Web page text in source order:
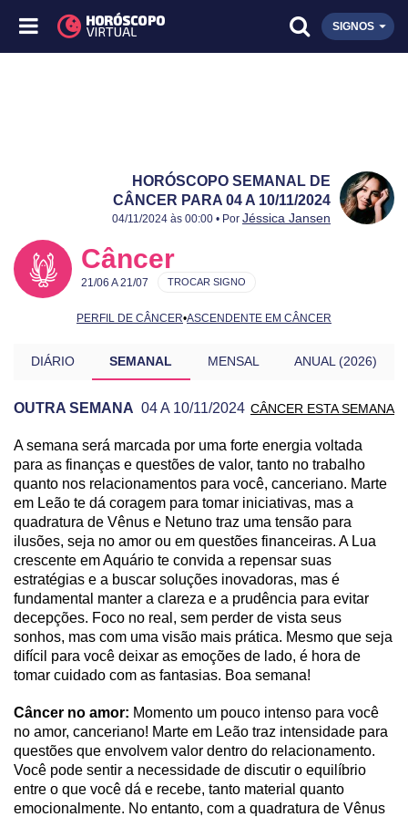
SIGNOS
HORÓSCOPO SEMANAL DE
CÂNCER PARA 04 A 10/11/2024
Publicado:
04 a 10/11/2024
Atualizado:
04 a 10/11/2024
04/11/2024 às 00:00 • Por Jéssica Jansen
Câncer
21/06 A 21/07
PERFIL DE CÂNCER•ASCENDENTE EM CÂNCER
TROCAR SIGNO
DIÁRIO SEMANAL MENSAL ANUAL (2026)
OUTRA SEMANA 04 A 10/11/2024 CÂNCER ESTA SEMANA
PREVISÃO DE CÂNCER PARA OUTRA SEMANA
A semana será marcada por uma forte energia voltada
para as finanças e questões de valor, tanto no trabalho
quanto nos relacionamentos para você, canceriano. Marte
em Leão te dá coragem para tomar iniciativas, mas a
quadratura de Vênus e Netuno traz uma tensão para
ilusões, seja no amor ou em questões financeiras. A Lua
crescente em Aquário te convida a repensar suas
estratégias e a buscar soluções inovadoras, mas é
fundamental manter a clareza e a prudência para evitar
decepções. Foco no real, sem perder de vista seus
sonhos, mas com uma visão mais prática. Mesmo que seja
difícil para você deixar as emoções de lado, é hora de
tomar cuidado com as fantasias. Boa semana!
Câncer no amor: Momento um pouco intenso para você
no amor, canceriano! Marte em Leão traz intensidade para
questões que envolvem valor dentro do relacionamento.
Você pode sentir a necessidade de discutir o equilíbrio
entre o que você dá e recebe, tanto material quanto
emocionalmente. No entanto, com a quadratura de Vênus